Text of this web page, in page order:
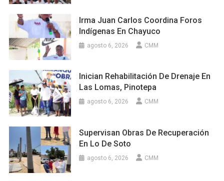
Irma Juan Carlos Coordina Foros
Indígenas En Chayuco
agosto 6, 2026 CMM
Inician Rehabilitación De Drenaje En
Las Lomas, Pinotepa
agosto 6, 2026 CMM
Supervisan Obras De Recuperación
En Lo De Soto
agosto 6, 2026 CMM